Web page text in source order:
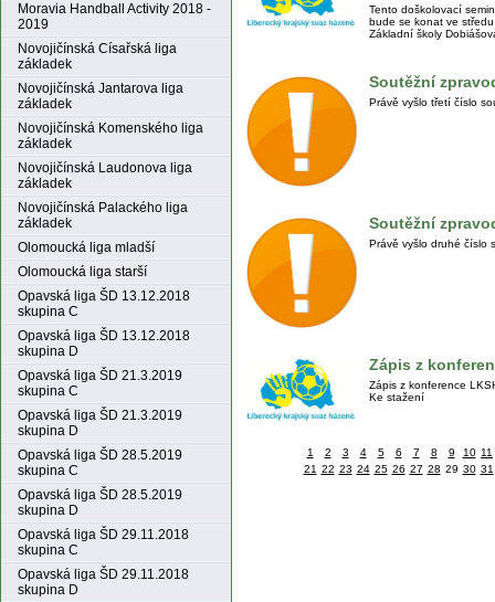
Moravia Handball Activity 2018 -
2019
Novojičínská Císařská liga
základek
Novojičínská Jantarova liga
základek
Novojičínská Komenského liga
základek
Novojičínská Laudonova liga
základek
Novojičínská Palackého liga
základek
Olomoucká liga mladší
Olomoucká liga starší
Opavská liga ŠD 13.12.2018
skupina C
Opavská liga ŠD 13.12.2018
skupina D
Opavská liga ŠD 21.3.2019
skupina C
Opavská liga ŠD 21.3.2019
skupina D
Opavská liga ŠD 28.5.2019
skupina C
Opavská liga ŠD 28.5.2019
skupina D
Opavská liga ŠD 29.11.2018
skupina C
Opavská liga ŠD 29.11.2018
skupina D
Tento doškolovací
bude se konat ve
Základní školy
Soutěžní
Právě vyšlo třetí číslo
Soutěžní
Právě vyšlo druhé číslo
Zápis z
Zápis z konference
Ke stažení
1 2 3 4 5 6 7 8 9 10 11
21 22 23 24 25 26 27 28 29 30 31